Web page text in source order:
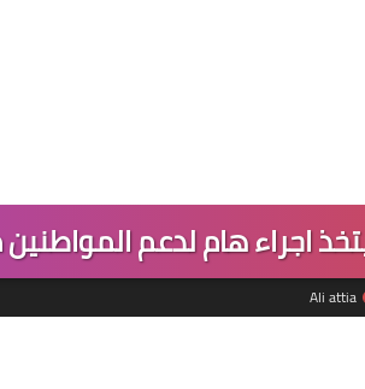
اجراء هام لدعم المواطنين
Ali attia